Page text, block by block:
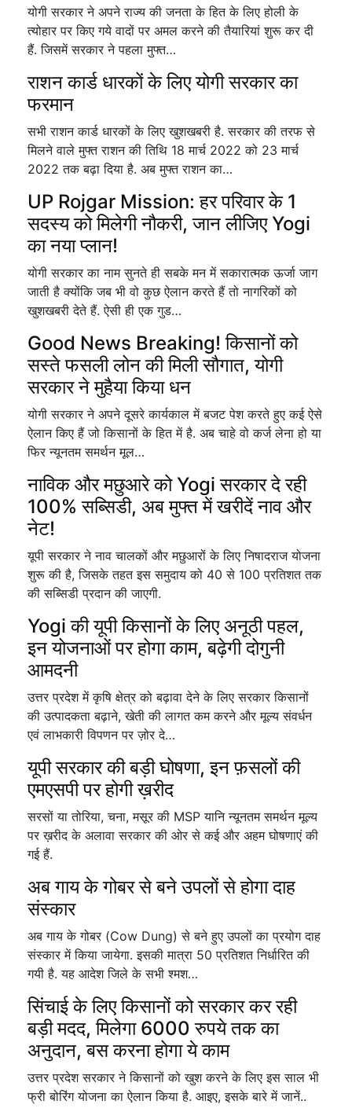
योगी सरकार ने अपने राज्य की जनता के हित के लिए होली के
त्योहार पर किए गये वादों पर अमल करने की तैयारियां शुरू कर दी
हैं. जिसमें सरकार ने पहला मुफ्त…
राशन कार्ड धारकों के लिए योगी सरकार का
फरमान
सभी राशन कार्ड धारकों के लिए खुशखबरी है. सरकार की तरफ से
मिलने वाले मुफ्त राशन की तिथि 18 मार्च 2022 को 23 मार्च
2022 तक बढ़ा दिया है. अब मुफ्त राशन का…
UP Rojgar Mission: हर परिवार के 1
सदस्य को मिलेगी नौकरी, जान लीजिए Yogi
का नया प्लान!
योगी सरकार का नाम सुनते ही सबके मन में सकारात्मक ऊर्जा जाग
जाती है क्योंकि जब भी वो कुछ ऐलान करते हैं तो नागरिकों को
खुशखबरी देते हैं. ऐसी ही एक गुड…
Good News Breaking! किसानों को
सस्ते फसली लोन की मिली सौगात, योगी
सरकार ने मुहैया किया धन
योगी सरकार ने अपने दूसरे कार्यकाल में बजट पेश करते हुए कई ऐसे
ऐलान किए हैं जो किसानों के हित में है. अब चाहे वो कर्ज लेना हो या
फिर न्यूनतम समर्थन मूल…
नाविक और मछुआरे को Yogi सरकार दे रही
100% सब्सिडी, अब मुफ्त में खरीदें नाव और
नेट!
यूपी सरकार ने नाव चालकों और मछुआरों के लिए निषादराज योजना
शुरू की है, जिसके तहत इस समुदाय को 40 से 100 प्रतिशत तक
की सब्सिडी प्रदान की जाएगी.
Yogi की यूपी किसानों के लिए अनूठी पहल,
इन योजनाओं पर होगा काम, बढ़ेगी दोगुनी
आमदनी
उत्तर प्रदेश में कृषि क्षेत्र को बढ़ावा देने के लिए सरकार किसानों
की उत्पादकता बढ़ाने, खेती की लागत कम करने और मूल्य संवर्धन
एवं लाभकारी विपणन पर ज़ोर दे…
यूपी सरकार की बड़ी घोषणा, इन फ़सलों की
एमएसपी पर होगी ख़रीद
सरसों या तोरिया, चना, मसूर की MSP यानि न्यूनतम समर्थन मूल्य
पर ख़रीद के अलावा सरकार की ओर से कई और अहम घोषणाएं की
गई हैं.
अब गाय के गोबर से बने उपलों से होगा दाह
संस्कार
अब गाय के गोबर (Cow Dung) से बने हुए उपलों का प्रयोग दाह
संस्कार में किया जायेगा. इसकी मात्रा 50 प्रतिशत निर्धारित की
गयी है. यह आदेश जिले के सभी श्मश…
सिंचाई के लिए किसानों को सरकार कर रही
बड़ी मदद, मिलेगा 6000 रुपये तक का
अनुदान, बस करना होगा ये काम
उत्तर प्रदेश सरकार ने किसानों को खुश करने के लिए इस साल भी
फ्री बोरिंग योजना का ऐलान किया है. आइए, इसके बारे में जानें..